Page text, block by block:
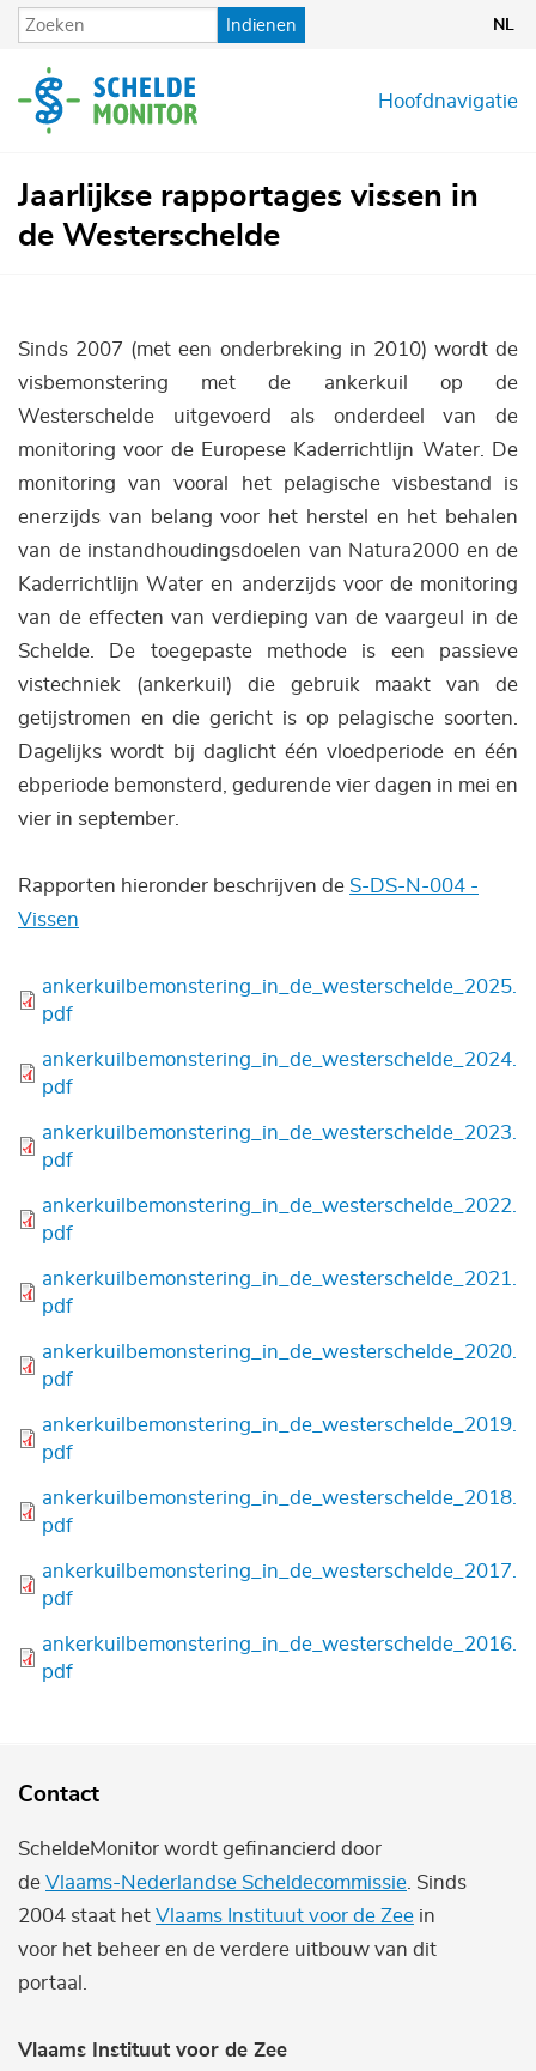
Overslaan
en
de
inhoud
Indienen NL
Hoofdnavigatie
Jaarlijkse rapportages vissen in
de Westerschelde
Sinds 2007 (met een onderbreking in 2010) wordt de
visbemonstering met de ankerkuil op de
Westerschelde uitgevoerd als onderdeel van de
monitoring voor de Europese Kaderrichtlijn Water. De
monitoring van vooral het pelagische visbestand is
enerzijds van belang voor het herstel en het behalen
van de instandhoudingsdoelen van Natura2000 en de
Kaderrichtlijn Water en anderzijds voor de monitoring
van de effecten van verdieping van de vaargeul in de
Schelde. De toegepaste methode is een passieve
vistechniek (ankerkuil) die gebruik maakt van de
getijstromen en die gericht is op pelagische soorten.
Dagelijks wordt bij daglicht één vloedperiode en één
ebperiode bemonsterd, gedurende vier dagen in mei en
vier in september.
Rapporten hieronder beschrijven de S-DS-N-004 -
Vissen
Bestand
ankerkuilbemonstering_in_de_westerschelde_2025.
pdf
Bestand
ankerkuilbemonstering_in_de_westerschelde_2024.
pdf
Bestand
ankerkuilbemonstering_in_de_westerschelde_2023.
pdf
Bestand
ankerkuilbemonstering_in_de_westerschelde_2022.
pdf
Bestand
ankerkuilbemonstering_in_de_westerschelde_2021.
pdf
Bestand
ankerkuilbemonstering_in_de_westerschelde_2020.
pdf
Bestand
ankerkuilbemonstering_in_de_westerschelde_2019.
pdf
Bestand
ankerkuilbemonstering_in_de_westerschelde_2018.
pdf
Bestand
ankerkuilbemonstering_in_de_westerschelde_2017.
pdf
Bestand
ankerkuilbemonstering_in_de_westerschelde_2016.
pdf
Contact
ScheldeMonitor wordt gefinancierd door
de Vlaams-Nederlandse Scheldecommissie . Sinds
2004 staat het Vlaams Instituut voor de Zee in
voor het beheer en de verdere uitbouw van dit
portaal.
Vlaams Instituut voor de Zee